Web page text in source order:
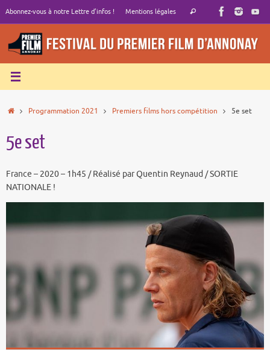
contenu
Abonnez-vous à notre Lettre d’infos ! Mentions légales
Recherche
Rechercher
AccueilProgrammation 2021 Premiers films hors compétition 5e set
5e set
France – 2020 – 1h45 / Réalisé par Quentin Reynaud / SORTIE
NATIONALE !